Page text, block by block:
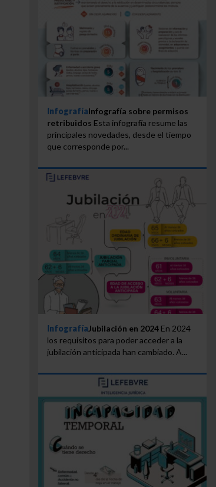
InfografíaInfografía sobre permisos
retribuidos Esta infografía resume las
principales novedades, desde el tiempo
que corresponde por...
InfografíaJubilación en 2024En 2024
los requisitos para poder acceder a la
jubilación anticipada han cambiado. A...